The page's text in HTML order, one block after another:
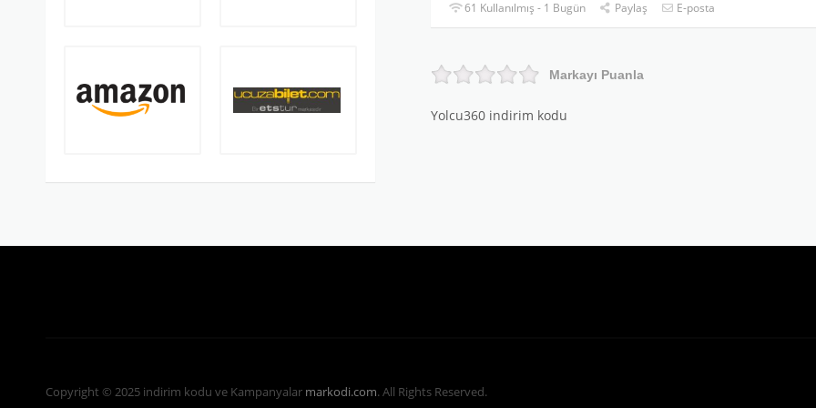
61 Kullanılmış - 1 Bugün Paylaş E-posta
Markayı Puanla
Yolcu360 indirim kodu
Copyright © 2025 indirim kodu ve Kampanyalar markodi.com. All Rights Reserved.